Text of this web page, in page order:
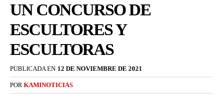
UN CONCURSO DE
ESCULTORES Y
ESCULTORAS
PUBLICADA EN 12 DE NOVIEMBRE DE 2021
POR KAMINOTICIAS